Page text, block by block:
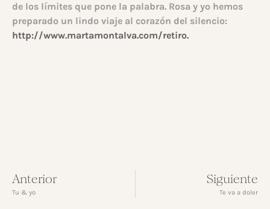
de los límites que pone la palabra. Rosa y yo hemos
preparado un lindo viaje al corazón del silencio:
http://www.martamontalva.com/retiro.
Anterior
Tu & yo
Siguiente
Te va a doler